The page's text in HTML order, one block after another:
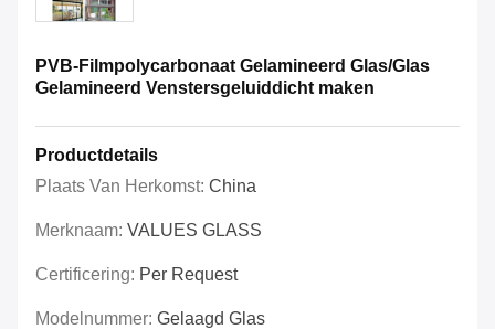
PVB-Filmpolycarbonaat Gelamineerd Glas/Glas
Gelamineerd Venstersgeluiddicht maken
Productdetails
Plaats Van Herkomst: China
Merknaam: VALUES GLASS
Certificering: Per Request
Modelnummer: Gelaagd Glas